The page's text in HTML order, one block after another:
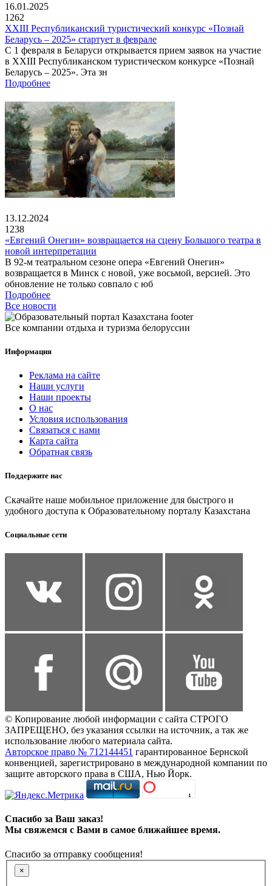
16.01.2025
1262
XXIII Республиканский туристический конкурс «Познай
Беларусь – 2025» стартует в феврале
С 1 февраля в Беларуси открывается прием заявок на участие
в XXIII Республиканском туристическом конкурсе «Познай
Беларусь – 2025». Эта зн
Подробнее
13.12.2024
1238
«Евгений Онегин» возвращается на сцену Большого театра в
новой интерпретации
В 92-м театральном сезоне опера «Евгений Онегин»
возвращается в Минск с новой, уже восьмой, версией. Это
обновление не только совпало с юб
Подробнее
Все новости
Все компании отдыха и туризма белоруссии
Информация
Реклама на сайте
Наши услуги
Наши проекты
О нас
Условия использования
Связаться с нами
Карта сайта
Обратная связь
Поддержите нас
Скачайте наше мобильное приложение для быстрого и
удобного доступа к Образовательному порталу Казахстана
Социальные сети
© Копирование любой информации с сайта СТРОГО
ЗАПРЕЩЕНО, без указания ссылки на источник, а так же
использование любого материала сайта.
Авторское право № 712144451 гарантированное Бернской
конвенцией, зарегистрировано в международной компании по
защите авторского права в США, Нью Йорк.
Спасибо за Ваш заказ!
Мы свяжемся с Вами в самое ближайшее время.
Спасибо за отправку сообщения!
×